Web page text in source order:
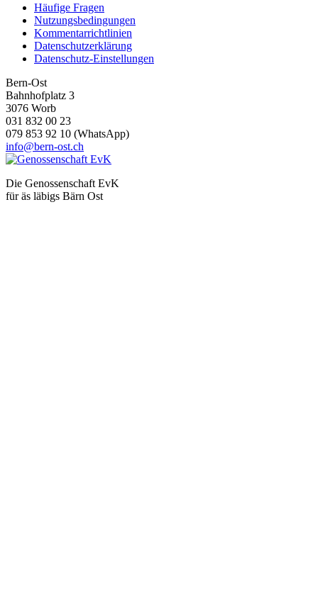
Häufige Fragen
Nutzungsbedingungen
Kommentarrichtlinien
Datenschutzerklärung
Datenschutz-Einstellungen
Bern-Ost
Bahnhofplatz 3
3076 Worb
031 832 00 23
079 853 92 10 (WhatsApp)
info@bern-ost.ch
Die Genossenschaft EvK
für äs läbigs Bärn Ost